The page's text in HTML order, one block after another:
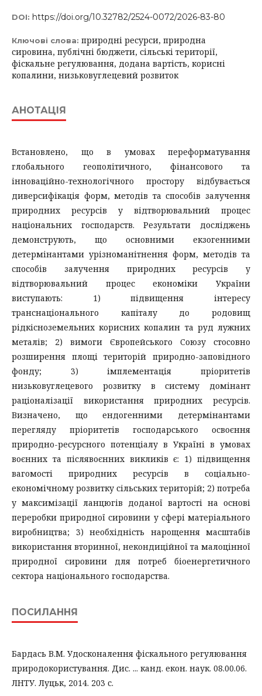
DOI: https://doi.org/10.32782/2524-0072/2026-83-80
Ключові слова: природні ресурси, природна
сировина, публічні бюджети, сільські території,
фіскальне регулювання, додана вартість, корисні
копалини, низьковуглецевий розвиток
АНОТАЦІЯ
Встановлено, що в умовах переформатування
глобального геополітичного, фінансового та
інноваційно-технологічного простору відбувається
диверсифікація форм, методів та способів залучення
природних ресурсів у відтворювальний процес
національних господарств. Результати досліджень
демонструють, що основними екзогенними
детермінантами урізноманітнення форм, методів та
способів залучення природних ресурсів у
відтворювальний процес економіки України
виступають: 1) підвищення інтересу
транснаціонального капіталу до родовищ
рідкісноземельних корисних копалин та руд лужних
металів; 2) вимоги Європейського Союзу стосовно
розширення площі територій природно-заповідного
фонду; 3) імплементація пріоритетів
низьковуглецевого розвитку в систему домінант
раціоналізації використання природних ресурсів.
Визначено, що ендогенними детермінантами
перегляду пріоритетів господарського освоєння
природно-ресурсного потенціалу в Україні в умовах
воєнних та післявоєнних викликів є: 1) підвищення
вагомості природних ресурсів в соціально-
економічному розвитку сільських територій; 2) потреба
у максимізації ланцюгів доданої вартості на основі
переробки природної сировини у сфері матеріального
виробництва; 3) необхідність нарощення масштабів
використання вторинної, некондиційної та малоцінної
природної сировини для потреб біоенергетичного
сектора національного господарства.
ПОСИЛАННЯ
Бардась В.М. Удосконалення фіскального регулювання
природокористування. Дис. ... канд. екон. наук. 08.00.06.
ЛНТУ. Луцьк, 2014. 203 с.